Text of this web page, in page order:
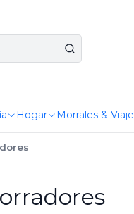
Hogar Morrales & Viaje